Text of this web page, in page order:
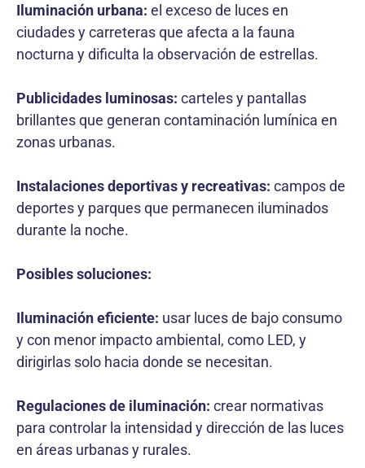
Iluminación urbana: el exceso de luces en
ciudades y carreteras que afecta a la fauna
nocturna y dificulta la observación de estrellas.
Publicidades luminosas: carteles y pantallas
brillantes que generan contaminación lumínica en
zonas urbanas.
Instalaciones deportivas y recreativas: campos de
deportes y parques que permanecen iluminados
durante la noche.
Posibles soluciones:
Iluminación eficiente: usar luces de bajo consumo
y con menor impacto ambiental, como LED, y
dirigirlas solo hacia donde se necesitan.
Regulaciones de iluminación: crear normativas
para controlar la intensidad y dirección de las luces
en áreas urbanas y rurales.